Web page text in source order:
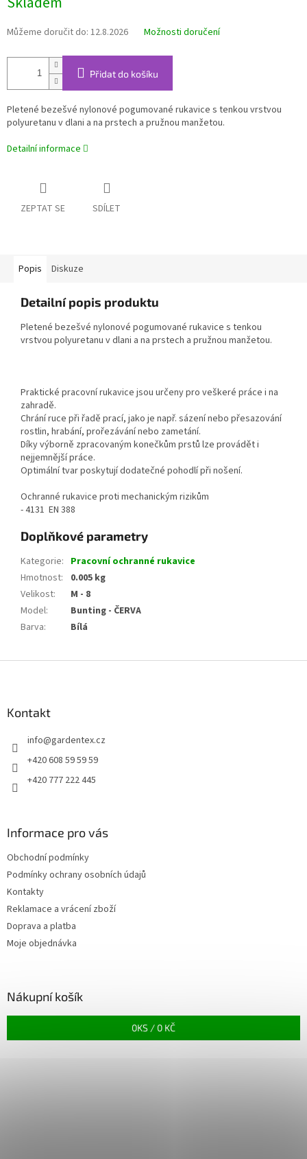
cena:
Můžeme doručit do: 12.8.2026 Možnosti doručení
Přidat do košíku
Pletené bezešvé nylonové pogumované rukavice s tenkou vrstvou
polyuretanu v dlani a na prstech a pružnou manžetou.
Detailní informace
ZEPTAT SE SDÍLET
Popis Diskuze
Detailní popis produktu
Pletené bezešvé nylonové pogumované rukavice s tenkou
vrstvou polyuretanu v dlani a na prstech a pružnou manžetou.
Praktické pracovní rukavice jsou určeny pro veškeré práce i na
zahradě.
Chrání ruce při řadě prací, jako je např. sázení nebo přesazování
rostlin, hrabání, prořezávání nebo zametání.
Díky výborně zpracovaným konečkům prstů lze provádět i
nejjemnější práce.
Optimální tvar poskytují dodatečné pohodlí při nošení.
Ochranné rukavice proti mechanickým rizikům
- 4131 EN 388
Doplňkové parametry
Kategorie: Pracovní ochranné rukavice
Hmotnost:
0.005 kg
Velikost:
M - 8
Model:
Bunting - ČERVA
Barva: Bílá
Kontakt
info@gardentex.cz
+420 608 59 59 59
+420 777 222 445
Informace pro vás
Obchodní podmínky
Podmínky ochrany osobních údajů
Kontakty
Reklamace a vrácení zboží
Doprava a platba
Moje objednávka
Nákupní košík
0KS / 0 KČ